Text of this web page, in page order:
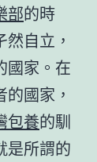
部的時
自立，
國家。在
國家，
包養的馴
是所謂的